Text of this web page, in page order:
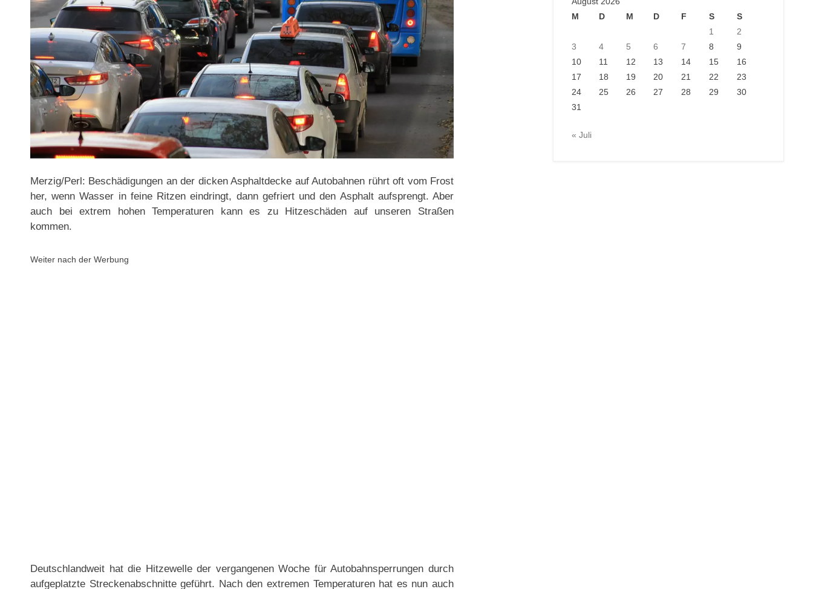
Merzig/Perl: Beschädigungen an der dicken Asphaltdecke auf Autobahnen rührt oft vom Frost
her, wenn Wasser in feine Ritzen eindringt, dann gefriert und den Asphalt aufsprengt. Aber
auch bei extrem hohen Temperaturen kann es zu Hitzeschäden auf unseren Straßen
kommen.
Weiter nach der Werbung
Deutschlandweit hat die Hitzewelle der vergangenen Woche für Autobahnsperrungen durch
aufgeplatzte Streckenabschnitte geführt. Nach den extremen Temperaturen hat es nun auch
M
D M D F S
S
1
2
3
4 5 6 7 8
9
10
11 12 13 14 15
16
17
18 19 20 21 22
23
24
25 26 27 28 29
30
31
« Juli